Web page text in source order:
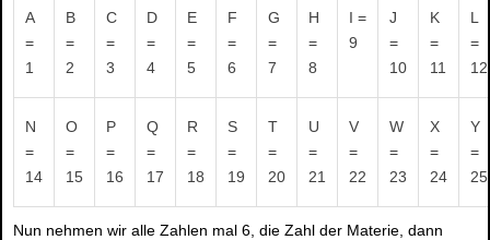
A
=
1
B
=
2
C
=
3
D
=
4
E
=
5
F
=
6
G
=
7
H
=
8
I =
9
J
=
10
K
=
11
L
=
12
N
=
14
O
=
15
P
=
16
Q
=
17
R
=
18
S
=
19
T
=
20
U
=
21
V
=
22
W
=
23
X
=
24
Y
=
25
Nun nehmen wir alle Zahlen mal 6, die Zahl der Materie, dann